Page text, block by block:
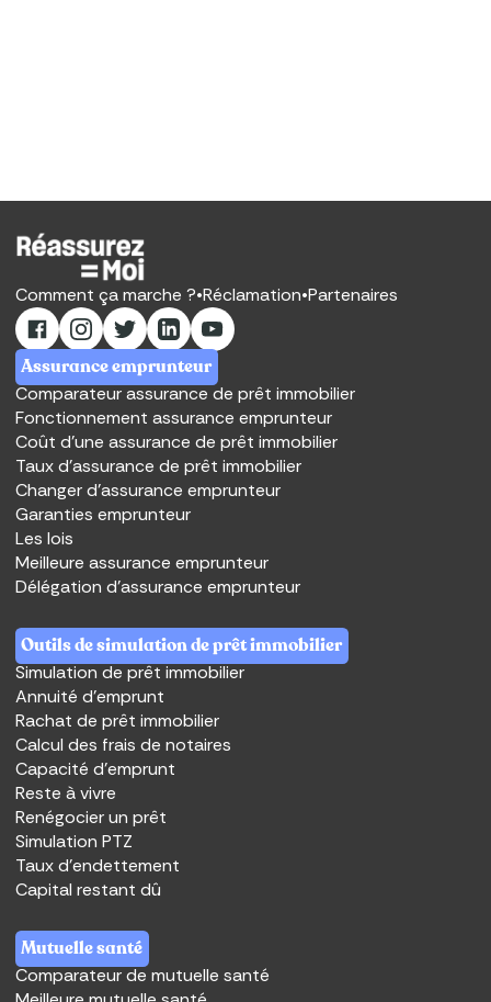
Comment ça marche ?•Réclamation•Partenaires
Assurance emprunteur
Comparateur assurance de prêt immobilier
Fonctionnement assurance emprunteur
Coût d'une assurance de prêt immobilier
Taux d’assurance de prêt immobilier
Changer d'assurance emprunteur
Garanties emprunteur
Les lois
Meilleure assurance emprunteur
Délégation d’assurance emprunteur
Outils de simulation de prêt immobilier
Simulation de prêt immobilier
Annuité d’emprunt
Rachat de prêt immobilier
Calcul des frais de notaires
Capacité d'emprunt
Reste à vivre
Renégocier un prêt
Simulation PTZ
Taux d'endettement
Capital restant dû
Mutuelle santé
Comparateur de mutuelle santé